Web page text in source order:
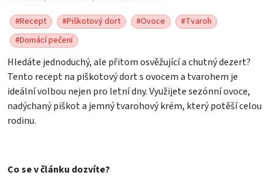
#Recept #Piškotový dort #Ovoce
#Tvaroh
#Domácí pečení
Hledáte jednoduchý, ale přitom osvěžující a chutný dezert?
Tento recept na piškotový dort s ovocem a tvarohem je
ideální volbou nejen pro letní dny. Využijete sezónní ovoce,
nadýchaný piškot a jemný tvarohový krém, který potěší celou
rodinu.
Co se v článku dozvíte?